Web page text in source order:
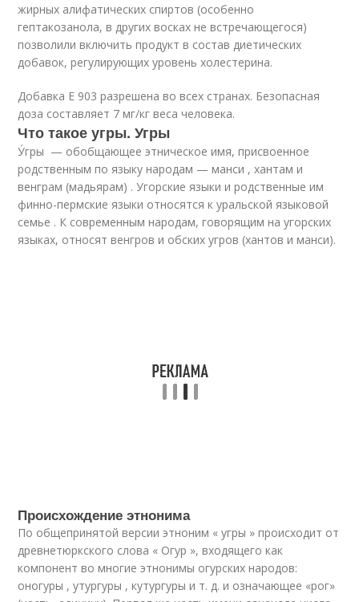
жирных алифатических спиртов (особенно
гептакозанола, в других восках не встречающегося)
позволили включить продукт в состав диетических
добавок, регулирующих уровень холестерина.
Добавка Е 903 разрешена во всех странах. Безопасная
доза составляет 7 мг/кг веса человека.
Что такое угры. Угры
У́гры — обобщающее этническое имя, присвоенное
родственным по языку народам — манси , хантам и
венграм (мадьярам) . Угорские языки и родственные им
финно-пермские языки относятся к уральской языковой
семье . К современным народам, говорящим на угорских
языках, относят венгров и обских угров (хантов и манси).
Происхождение этнонима
По общепринятой версии этноним « угры » происходит от
древнетюркского слова « Огур », входящего как
компонент во многие этнонимы огурских народов:
оногуры , утургуры , кутургуры и т. д. и означающее «рог»